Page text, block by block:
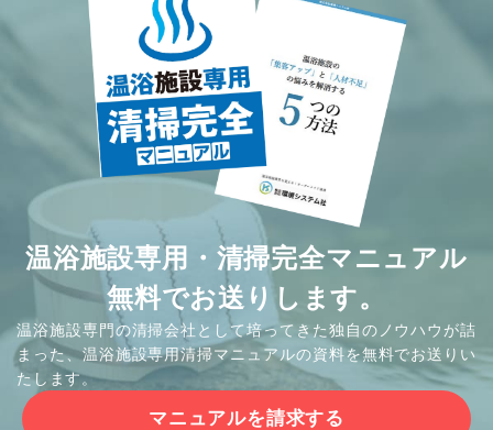
温浴施設専用・清掃完全マニュアル
無料でお送りします。
温浴施設専門の清掃会社として培ってきた独自のノウハウが詰
まった、温浴施設専用清掃マニュアルの資料を無料でお送りい
たします。
マニュアルを請求する